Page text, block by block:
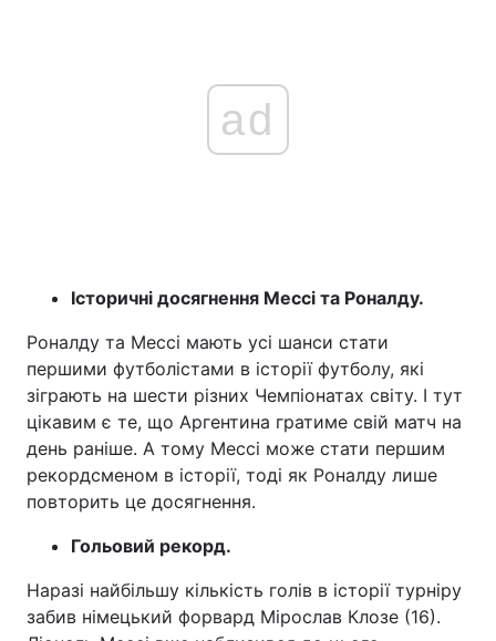
ad
Історичні досягнення Мессі та Роналду.
Роналду та Мессі мають усі шанси стати
першими футболістами в історії футболу, які
зіграють на шести різних Чемпіонатах світу. І тут
цікавим є те, що Аргентина гратиме свій матч на
день раніше. А тому Мессі може стати першим
рекордсменом в історії, тоді як Роналду лише
повторить це досягнення.
Гольовий рекорд.
Наразі найбільшу кількість голів в історії турніру
забив німецький форвард Мірослав Клозе (16).